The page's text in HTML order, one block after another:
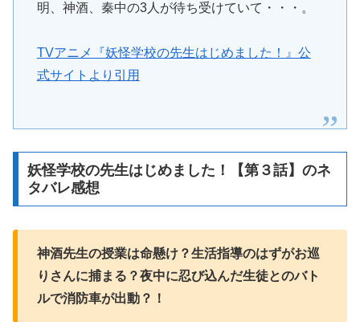
明、神酒、秦中の3人が待ち受けていて・・・。
TVアニメ『妖怪学校の先生はじめました！』公
式サイトより引用
妖怪学校の先生はじめました！【第３話】のネ
タバレ感想
神酒先生の授業は命懸け？生活指導のはずがお巡
りさんに捕まる？夜中に忍び込んだ生徒とのバト
ルで消防車が出動？！